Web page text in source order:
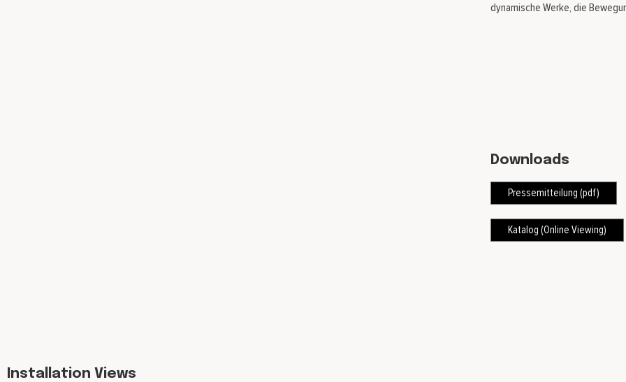
dynamische Werke, die
Downloads
Pressemitteilung (pdf)
Katalog (Online Viewing)
Installation Views